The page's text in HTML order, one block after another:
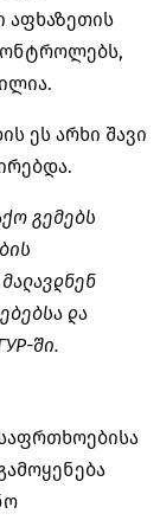
აფხაზეთის
ეს არხი შავი
გემებს
და
ში.